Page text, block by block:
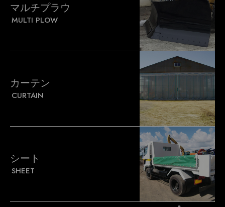
マルチプラウ
MULTI PLOW
カーテン
CURTAIN
シート
SHEET